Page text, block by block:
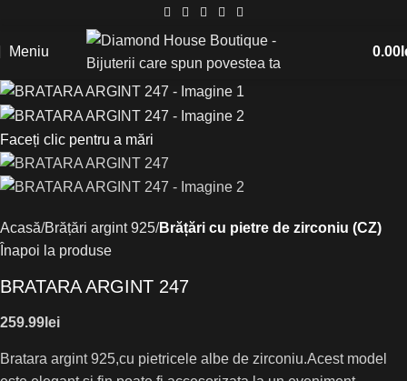
Meniu 0.00
Faceți clic pentru a mări
Acasă Brățări argint 925 Brățări cu pietre de zirconiu (CZ)
Înapoi la produse
BRATARA ARGINT 247
259.99 lei
Bratara argint 925,cu pietricele albe de zirconiu.Acest model